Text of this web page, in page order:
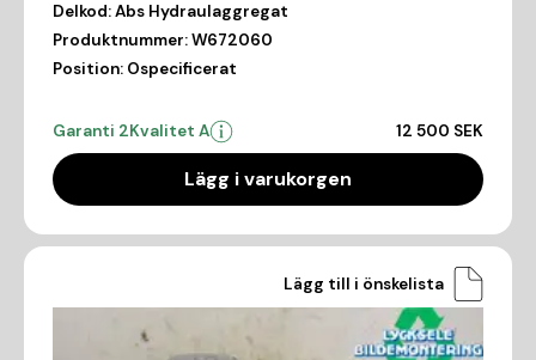
Delkod:Abs Hydraulaggregat
Produktnummer:W672060
Position: Ospecificerat
Garanti 2Kvalitet A 12 500 SEK
Lägg i varukorgen
Lägg till i önskelista